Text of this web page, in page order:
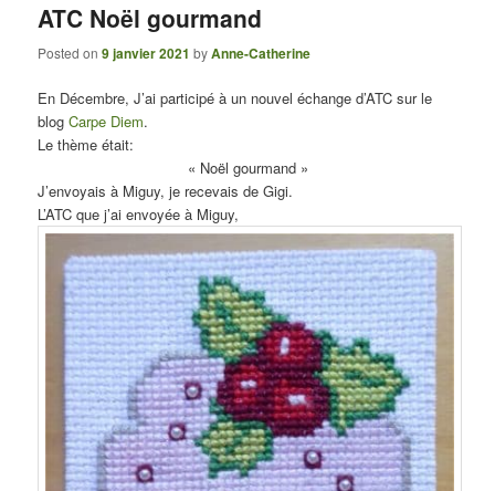
ATC Noël gourmand
Posted on9 janvier 2021 byAnne-Catherine
En Décembre, J’ai participé à un nouvel échange d’ATC sur le
blogCarpe Diem.
Le thème était:
« Noël gourmand »
J’envoyais à Miguy, je recevais de Gigi.
L’ATC que j’ai envoyée à Miguy,